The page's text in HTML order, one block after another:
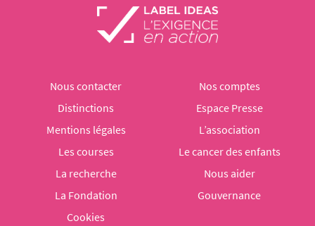
Nous contacter
Nos comptes
Distinctions
Espace Presse
Mentions légales
L’association
Les courses
Le cancer des enfants
La recherche
Nous aider
La Fondation
Gouvernance
Cookies